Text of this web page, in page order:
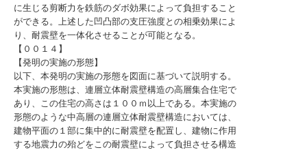
に生じる剪断力を鉄筋のダボ効果によって負担すること
ができる。上述した凹凸部の支圧強度との相乗効果によ
り、耐震壁を一体化させることが可能となる。
【００１４】
【発明の実施の形態】
以下、本発明の実施の形態を図面に基づいて説明する。
本実施の形態は、連層立体耐震壁構造の高層集合住宅で
あり、この住宅の高さは１００ｍ以上である。本実施の
形態のような中高層の連層立体耐震壁構造においては、
建物平面の１部に集中的に耐震壁を配置し、建物に作用
する地震力の殆どをこの耐震壁によって負担させる構造